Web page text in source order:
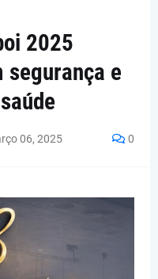
2025
e
06, 2025 0